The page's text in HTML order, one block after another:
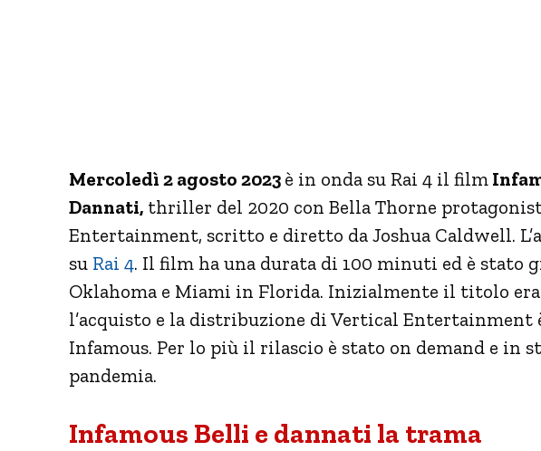
Mercoledì 2 agosto 2023 è in onda su Rai 4 il film
Dannati, thriller del 2020 con Bella Thorne
Entertainment, scritto e diretto da Joshua Caldwell.
su Rai 4. Il film ha una durata di 100 minuti ed è stato
Oklahoma e Miami in Florida. Inizialmente il titolo
l’acquisto e la distribuzione di Vertical Entertainment
Infamous. Per lo più il rilascio è stato on demand e in
pandemia.
Infamous Belli e dannati la trama